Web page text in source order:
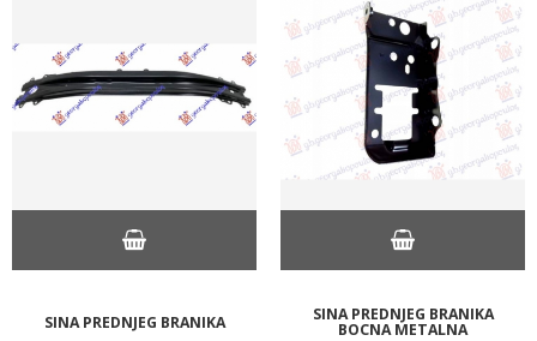
SINA PREDNJEG BRANIKA SINA PREDNJEG BRANIKA
BOCNA METALNA